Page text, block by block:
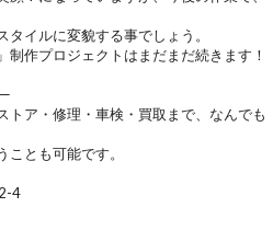
イルに変貌する事でしょう。
作プロジェクトはまだまだ続きます！
トア・修理・車検・買取まで、なんでも
とも可能です。
4